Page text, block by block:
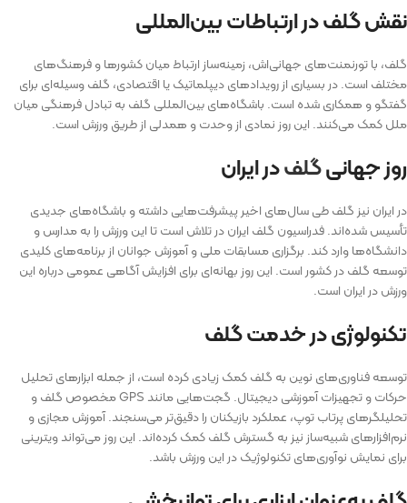
نقش گلف در ارتباطات بین‌المللی
گلف، با تورنمنت‌های جهانی‌اش، زمینه‌ساز ارتباط میان کشورها و فرهنگ‌های
مختلف است. در بسیاری از رویدادهای دیپلماتیک یا اقتصادی، گلف وسیله‌ای برای
گفتگو و همکاری شده است. باشگاه‌های بین‌المللی گلف به تبادل فرهنگی میان
ملل کمک می‌کنند. این روز نمادی از وحدت و همدلی از طریق ورزش است.
روز جهانیگلفدر ایران
در ایران نیز گلف طی سال‌های اخیر پیشرفت‌هایی داشته و باشگاه‌های جدیدی
تأسیس شده‌اند. فدراسیون گلف ایران در تلاش است تا این ورزش را به مدارس و
دانشگاه‌ها وارد کند. برگزاری مسابقات ملی و آموزش جوانان از برنامه‌های کلیدی
توسعه گلف در کشور است. این روز بهانه‌ای برای افزایش آگاهی عمومی درباره این
ورزش در ایران است.
تکنولوژی در خدمت گلف
توسعه فناوری‌های نوین به گلف کمک زیادی کرده است، از جمله ابزارهای تحلیل
حرکات و تجهیزات آموزشی دیجیتال. گجت‌هایی مانند GPS مخصوص گلف و
تحلیلگرهای پرتاب توپ، عملکرد بازیکنان را دقیق‌تر می‌سنجند. آموزش مجازی و
نرم‌افزارهای شبیه‌ساز نیز به گسترش گلف کمک کرده‌اند. این روز می‌تواند ویترینی
برای نمایش نوآوری‌های تکنولوژیک در این ورزش باشد.